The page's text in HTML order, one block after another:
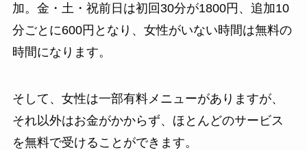
加。金・土・祝前日は初回30分が1800円、追加10
分ごとに600円となり、女性がいない時間は無料の
時間になります。
そして、女性は一部有料メニューがありますが、
それ以外はお金がかからず、ほとんどのサービス
を無料で受けることができます。